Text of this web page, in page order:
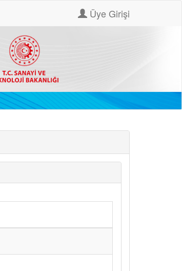
Üye Girişi